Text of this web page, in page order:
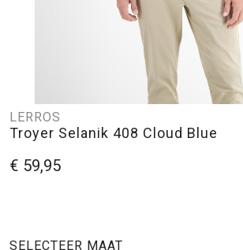
LERROS
Troyer Selanik 408 Cloud Blue
€ 59,95
SELECTEER MAAT